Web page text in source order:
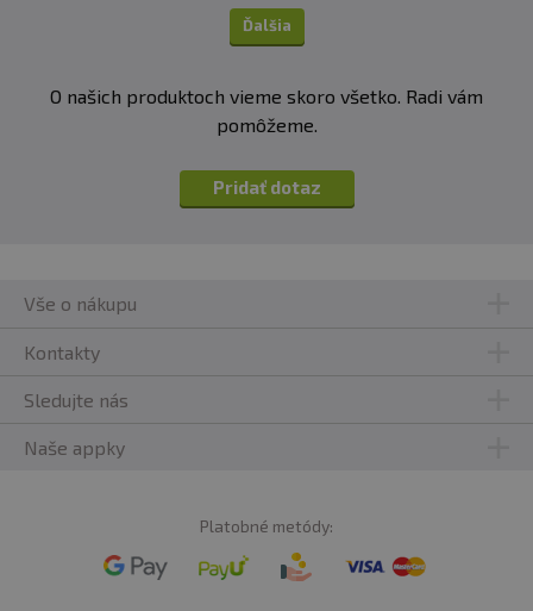
Ďalšia
O našich produktoch vieme skoro všetko. Radi vám
pomôžeme.
Pridať dotaz
Vše o nákupu
Kontakty
Sledujte nás
Naše appky
Platobné metódy: